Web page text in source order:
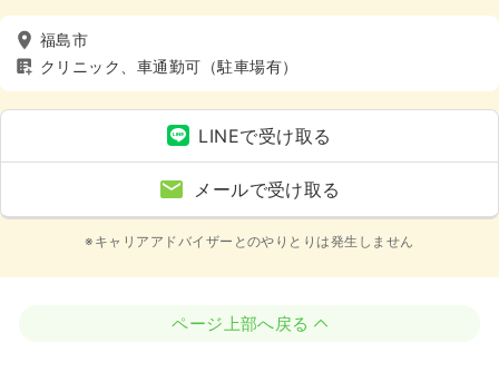
福島市
クリニック、車通勤可（駐車場有）
LINEで受け取る
メールで受け取る
※キャリアアドバイザーとのやりとりは発生しません
ページ上部へ戻る